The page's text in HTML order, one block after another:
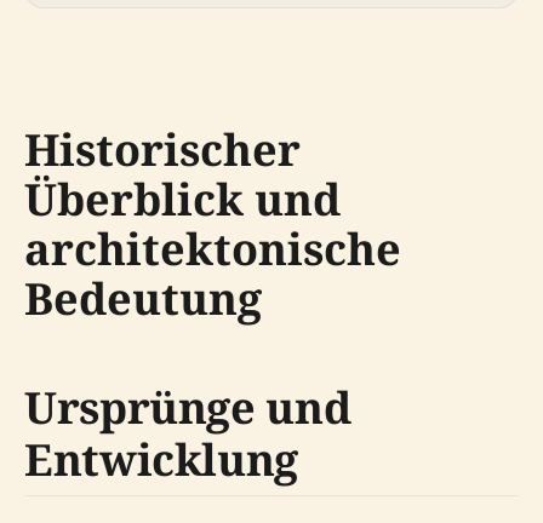
Historischer
Überblick und
architektonische
Bedeutung
Ursprünge und
Entwicklung